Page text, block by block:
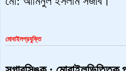
মোবাইলপ্রযুক্তি